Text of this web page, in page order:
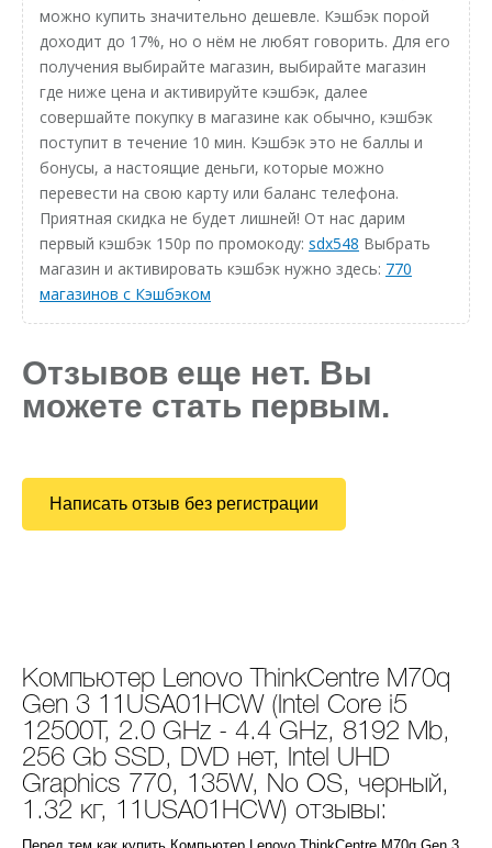
можно купить значительно дешевле. Кэшбэк порой
доходит до 17%, но о нём не любят говорить. Для его
получения выбирайте магазин, выбирайте магазин
где ниже цена и активируйте кэшбэк, далее
совершайте покупку в магазине как обычно, кэшбэк
поступит в течение 10 мин. Кэшбэк это не баллы и
бонусы, а настоящие деньги, которые можно
перевести на свою карту или баланс телефона.
Приятная скидка не будет лишней! От нас дарим
первый кэшбэк 150р по промокоду: sdx548 Выбрать
магазин и активировать кэшбэк нужно здесь: 770
магазинов с Кэшбэком
Отзывов еще нет. Вы
можете стать первым.
Написать отзыв без регистрации
Компьютер Lenovo ThinkCentre M70q
Gen 3 11USA01HCW (Intel Core i5
12500T, 2.0 GHz - 4.4 GHz, 8192 Mb,
256 Gb SSD, DVD нет, Intel UHD
Graphics 770, 135W, No OS, черный,
1.32 кг, 11USA01HCW) отзывы: